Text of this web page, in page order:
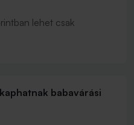
lehet csak
babavárási